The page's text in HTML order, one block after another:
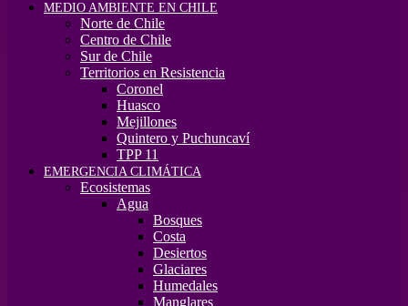
MEDIO AMBIENTE EN CHILE
Norte de Chile
Centro de Chile
Sur de Chile
Territorios en Resistencia
Coronel
Huasco
Mejillones
Quintero y Puchuncaví
TPP 11
EMERGENCIA CLIMÁTICA
Ecosistemas
Agua
Bosques
Costa
Desiertos
Glaciares
Humedales
Manglares